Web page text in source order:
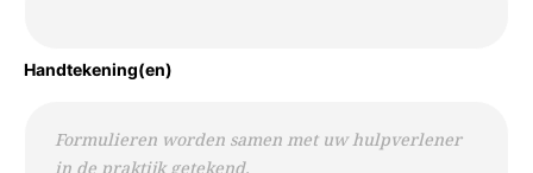
Handtekening(en)